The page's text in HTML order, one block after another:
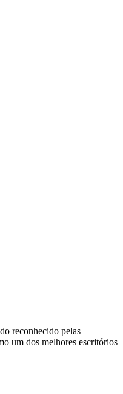
reconhecido pelas
um dos melhores escritórios